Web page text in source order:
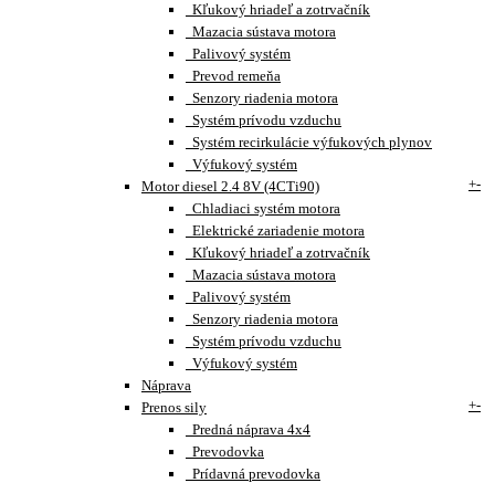
Kľukový hriadeľ a zotrvačník
Mazacia sústava motora
Palivový systém
Prevod remeňa
Senzory riadenia motora
Systém prívodu vzduchu
Systém recirkulácie výfukových plynov
Výfukový systém
Motor diesel 2.4 8V (4CTi90)
+-
Chladiaci systém motora
Elektrické zariadenie motora
Kľukový hriadeľ a zotrvačník
Mazacia sústava motora
Palivový systém
Senzory riadenia motora
Systém prívodu vzduchu
Výfukový systém
Náprava
Prenos sily
+-
Predná náprava 4x4
Prevodovka
Prídavná prevodovka